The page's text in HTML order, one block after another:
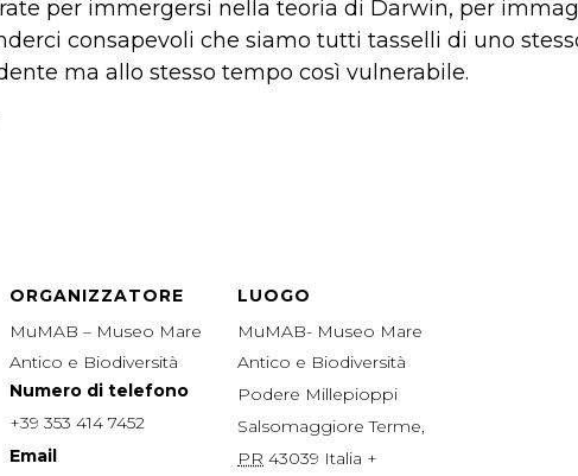
per immergersi nella teoria di Darwin, per
consapevoli che siamo tutti tasselli di uno
ma allo stesso tempo così vulnerabile.
ORGANIZZATORE
MuMAB – Museo Mare
Antico e Biodiversità
Numero di telefono
+39 353 414 7452
Email
LUOGO
MuMAB- Museo Mare
Antico e Biodiversità
Podere Millepioppi
Salsomaggiore Terme,
PR 43039 Italia +